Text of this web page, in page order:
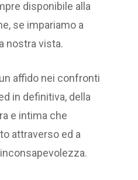
disponibile alla
se impariamo a
nostra vista.
affido nei confronti
in definitiva, della
e intima che
attraverso ed a